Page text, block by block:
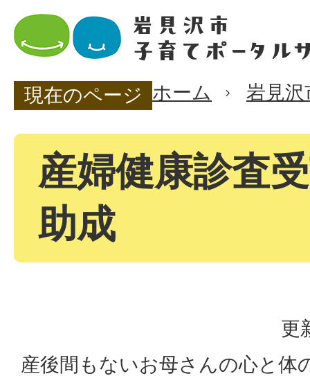
現在のページ ホーム 岩見
産婦健康診査
助成
更
産後間もないお母さんの心と体